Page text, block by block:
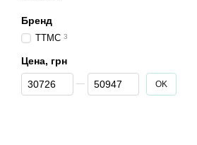
Бренд
TTMC 3
Цена, грн
От Цена, грн
До Цена, грн OK